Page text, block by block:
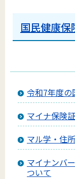
国民健康保
令和7年度の
マイナ保険証
マル学・住
マイナンバ
ついて